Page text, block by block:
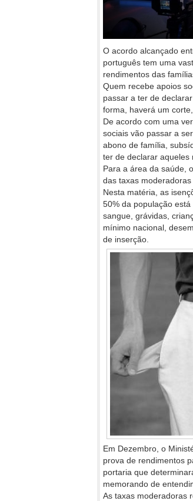
O acordo alcançado
português tem uma
rendimentos das
Quem recebe apoios
passar a ter de
forma, haverá um
De acordo com uma
sociais vão passar a
abono de família,
ter de declarar aqueles
Para a área da saúde,
das taxas
Nesta matéria, as
50% da população
sangue, grávidas,
mínimo nacional,
de inserção.
Em Dezembro, o
prova de rendimentos
portaria que
memorando de
As taxas moderadoras